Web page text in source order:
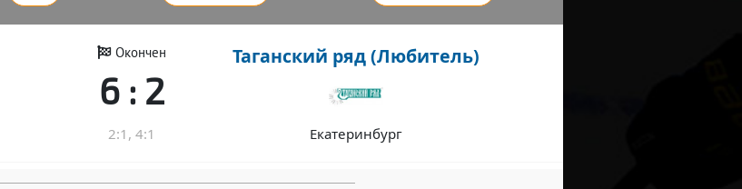
Окончен
6 : 2
2:1, 4:1
Таганский ряд (Любитель)
Екатеринбург